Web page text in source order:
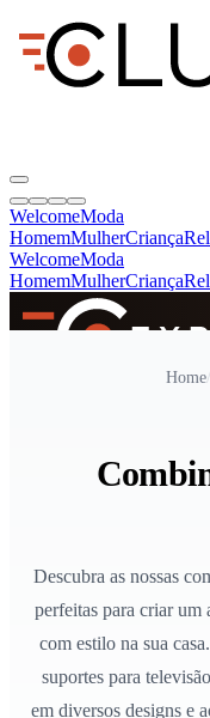
WelcomeModa
HomemMulherCriança
WelcomeModa
HomemMulherCriança
Home/
Descubra as nossas
perfeitas para criar um
com estilo na sua
suportes para
em diversos designs e